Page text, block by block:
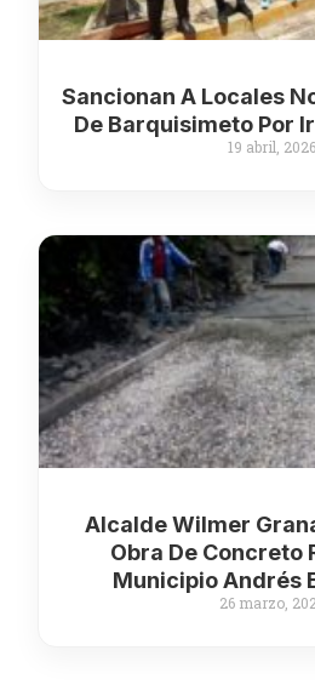
Sancionan A Locales
De Barquisimeto Por
19 abril, 2026
Alcalde Wilmer
Obra De Concreto
Municipio Andrés
26 marzo,